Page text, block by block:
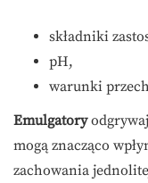
składniki
pH,
warunki
Emulgatory
mogą znacząco
zachowania